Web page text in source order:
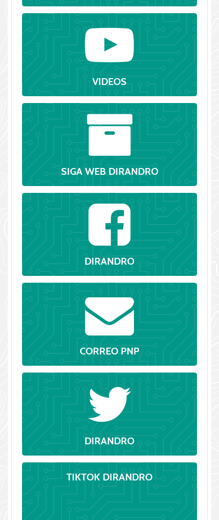
VIDEOS
SIGA WEB DIRANDRO
DIRANDRO
CORREO PNP
DIRANDRO
TIKTOK DIRANDRO